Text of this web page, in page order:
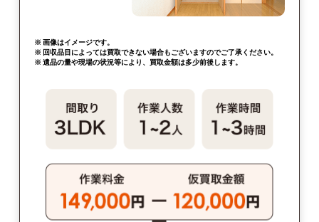
※ 画像はイメージです。
※ 回収品目によっては買取できない場合もございますのでご了承ください。
※ 遺品の量や現場の状況等により、買取金額は多少前後します。